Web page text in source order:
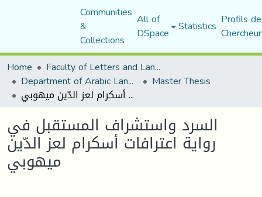
Communities
&
Collections
All of
DSpace Statistics Profils
Home
Faculty of Letters and Languages
Department of Arabic Language and Literature Master Thesis
السرد واستشراف المستقبل في روایة اعترافات أسكرام لعز الدّین میھوبي
السرد واستشراف المستقبل في
روایة اعترافات أسكرام لعز الدّین
میھوبي